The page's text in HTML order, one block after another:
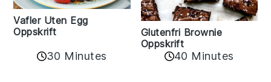
Vafler Uten Egg
Oppskrift
30 Minutes
Glutenfri Brownie
Oppskrift
40 Minutes